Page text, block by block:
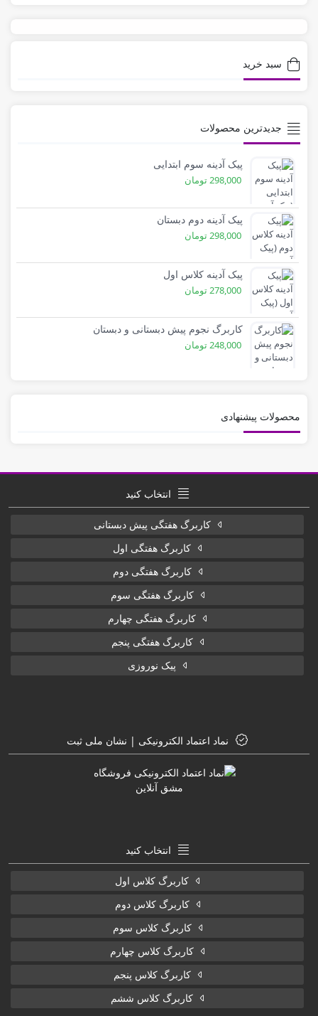
سبد خرید
جدیدترین محصولات
پیک آدینه سوم ابتدایی
298,000تومان
پیک آدینه دوم دبستان
298,000تومان
پیک آدینه کلاس اول
278,000تومان
کاربرگ نجوم پیش دبستانی و دبستان
248,000تومان
محصولات پیشنهادی
انتخاب کنید
کاربرگ هفتگی پیش دبستانی
کاربرگ هفتگی اول
کاربرگ هفتگی دوم
کاربرگ هفتگی سوم
کاربرگ هفتگی چهارم
کاربرگ هفتگی پنجم
پیک نوروزی
نماد اعتماد الکترونیکی | نشان ملی ثبت
انتخاب کنید
کاربرگ کلاس اول
کاربرگ کلاس دوم
کاربرگ کلاس سوم
کاربرگ کلاس چهارم
کاربرگ کلاس پنجم
کاربرگ کلاس ششم